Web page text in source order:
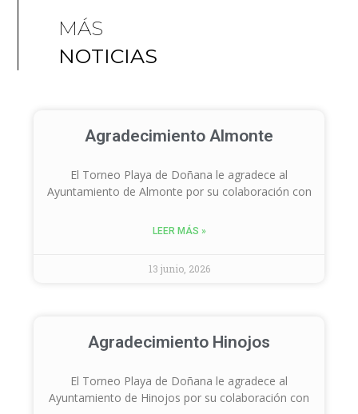
MÁS
NOTICIAS
Agradecimiento Almonte
El Torneo Playa de Doñana le agradece al
Ayuntamiento de Almonte por su colaboración con
LEER MÁS »
13 junio, 2026
Agradecimiento Hinojos
El Torneo Playa de Doñana le agradece al
Ayuntamiento de Hinojos por su colaboración con